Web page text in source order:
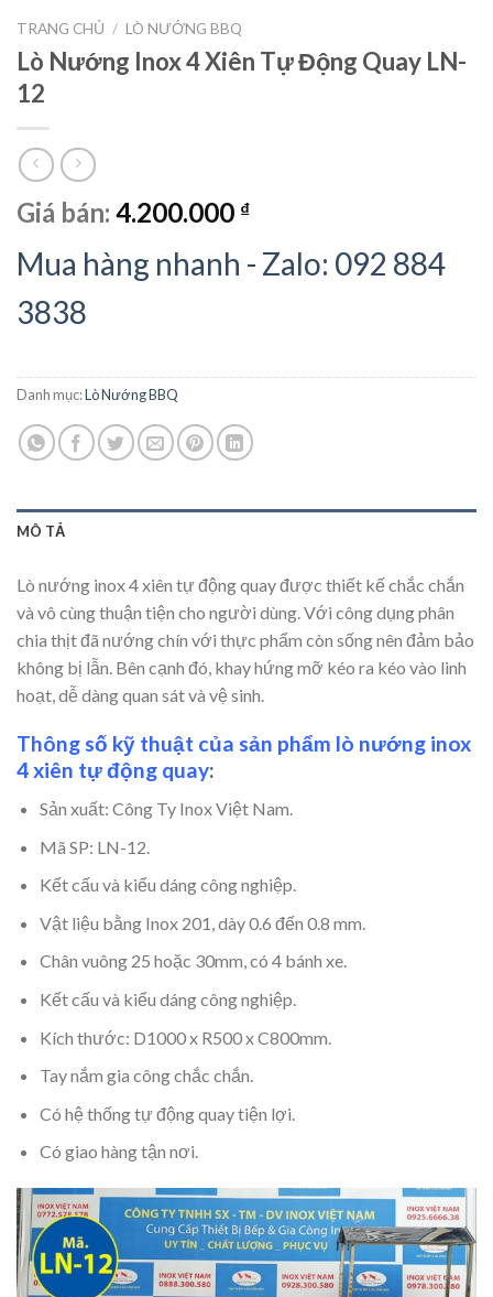
TRANG CHỦ / LÒ NƯỚNG BBQ
Lò Nướng Inox 4 Xiên Tự Động Quay LN-
12
Giá bán: 4.200.000 ₫
Mua hàng nhanh - Zalo: 092 884
3838
Danh mục:Lò Nướng BBQ
MÔ TẢ
Lò nướng inox 4 xiên tự động quay được thiết kế chắc chắn
và vô cùng thuận tiện cho người dùng. Với công dụng phân
chia thịt đã nướng chín với thực phẩm còn sống nên đảm bảo
không bị lẫn. Bên cạnh đó, khay hứng mỡ kéo ra kéo vào linh
hoạt, dễ dàng quan sát và vệ sinh.
Thông số kỹ thuật của sản phẩm lò nướng inox
4 xiên tự động quay:
Sản xuất: Công Ty Inox Việt Nam.
Mã SP: LN-12.
Kết cấu và kiểu dáng công nghiệp.
Vật liệu bằng Inox 201, dày 0.6 đến 0.8 mm.
Chân vuông 25 hoặc 30mm, có 4 bánh xe.
Kết cấu và kiểu dáng công nghiệp.
Kích thước: D1000 x R500 x C800mm.
Tay nắm gia công chắc chắn.
Có hệ thống tự động quay tiện lợi.
Có giao hàng tận nơi.